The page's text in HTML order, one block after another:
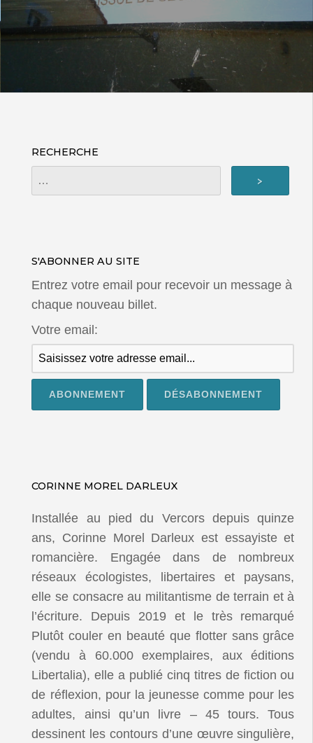
RECHERCHE
S'ABONNER AU SITE
Entrez votre email pour recevoir un message à
chaque nouveau billet.
Votre email:
CORINNE MOREL DARLEUX
Installée au pied du Vercors depuis quinze
ans, Corinne Morel Darleux est essayiste et
romancière. Engagée dans de nombreux
réseaux écologistes, libertaires et paysans,
elle se consacre au militantisme de terrain et à
l’écriture. Depuis 2019 et le très remarqué
Plutôt couler en beauté que flotter sans grâce
(vendu à 60.000 exemplaires, aux éditions
Libertalia), elle a publié cinq titres de fiction ou
de réflexion, pour la jeunesse comme pour les
adultes, ainsi qu’un livre – 45 tours. Tous
dessinent les contours d’une œuvre singulière,